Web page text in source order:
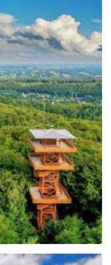
| ©OpenStreetMapcontributors
im.
Wieżycy